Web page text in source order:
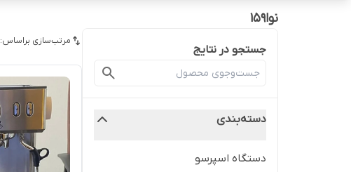
نوا۱۵۹
جستجو در نتایج
دسته‌بندی
دستگاه اسپرسو
مرتب‌سازی براساس: